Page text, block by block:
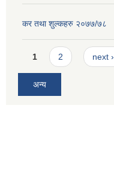
कर तथा शुल्कहरु २०७७/७८
Pages
1 2 next ›
अन्य